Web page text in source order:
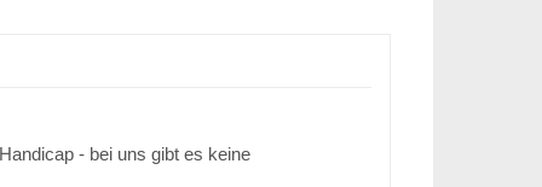
- bei uns gibt es keine